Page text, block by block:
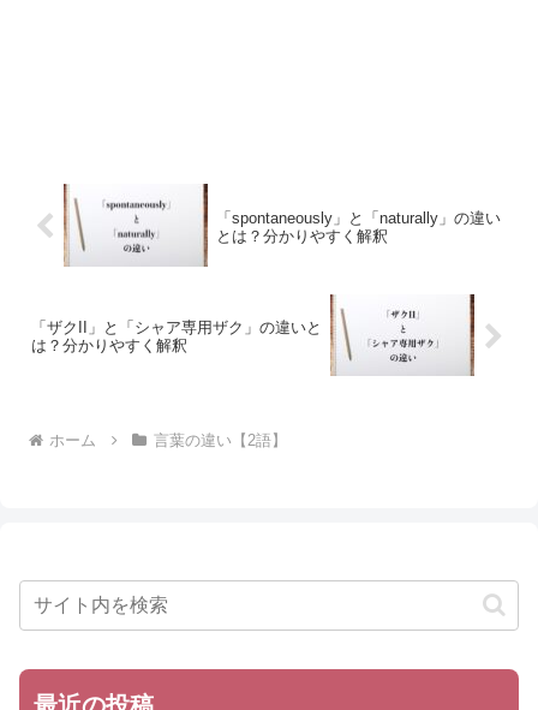
「spontaneously」と「naturally」の違い
とは？分かりやすく解釈
「ザクII」と「シャア専用ザク」の違いと
は？分かりやすく解釈
ホーム 言葉の違い【2語】
最近の投稿